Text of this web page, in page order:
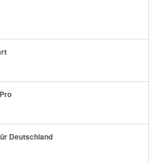
Deutschland